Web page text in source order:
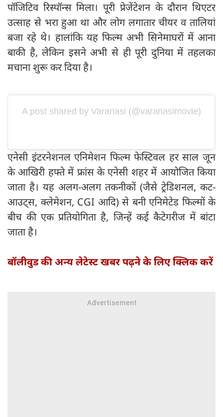
पॉजिटिव रिस्पॉन्स मिला। पूरी प्रेजेंटेशन के दौरान थिएटर
उत्साह से भरा हुआ था और लोग लगातार चीयर व तालियां
बजा रहे थे। हालांकि यह फिल्म अभी सिनेमाघरों में आना
बाकी है, लेकिन इसने अभी से ही पूरी दुनिया में तहलका
मचाना शुरू कर दिया है।
A post shared by Varanasi (@varanasimovie)
एनेसी इंटरनेशनल एनिमेशन फिल्म फेस्टिवल हर साल जून
के आखिरी हफ्ते में फ्रांस के एनेसी शहर में आयोजित किया
जाता है। यह अलग-अलग तकनीकों (जैसे ट्रेडिशनल, कट-
आउट्स, क्लेमेशन, CGI आदि) से बनी एनिमेटेड फिल्मों के
बीच की एक प्रतियोगिता है, जिन्हें कई कैटेगरीज में बांटा
जाता है।
बॉलीवुड की अन्य लेटेस्ट खबर पढ़ने के लिए क्लिक करें